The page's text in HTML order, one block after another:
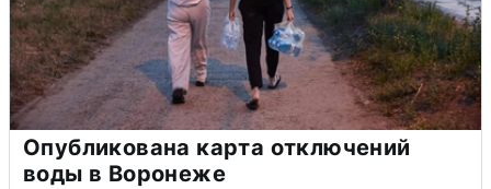
Опубликована карта отключений
воды в Воронеже